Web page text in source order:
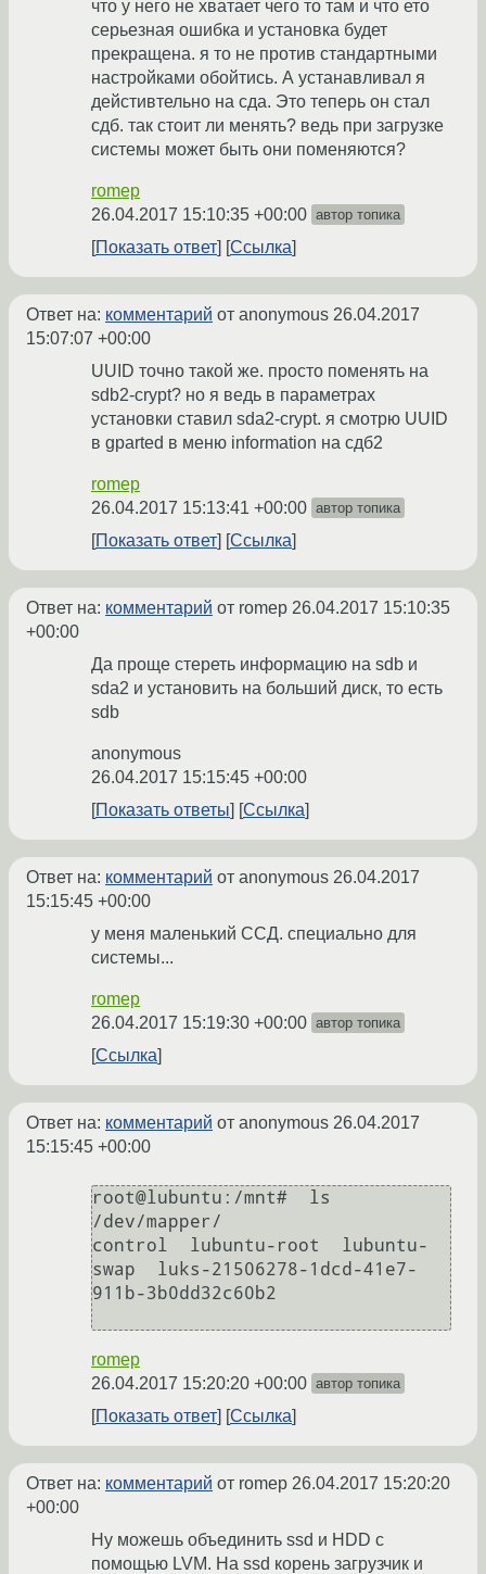
что у него не хватает чего то там и что ето
серьезная ошибка и установка будет
прекращена. я то не против стандартными
настройками обойтись. А устанавливал я
дейстивтельно на сда. Это теперь он стал
сдб. так стоит ли менять? ведь при загрузке
системы может быть они поменяются?
romep
26.04.2017 15:10:35 +00:00 автор топика
Показать ответ Ссылка
Ответ на: комментарий от anonymous 26.04.2017
15:07:07 +00:00
UUID точно такой же. просто поменять на
sdb2-crypt? но я ведь в параметрах
установки ставил sda2-crypt. я смотрю UUID
в gparted в меню information на сдб2
romep
26.04.2017 15:13:41 +00:00 автор топика
Показать ответ Ссылка
Ответ на: комментарий от romep 26.04.2017 15:10:35
+00:00
Да проще стереть информацию на sdb и
sda2 и установить на больший диск, то есть
sdb
anonymous
26.04.2017 15:15:45 +00:00
Показать ответы
Ссылка
Ответ на: комментарий от anonymous 26.04.2017
15:15:45 +00:00
у меня маленький ССД. специально для
системы...
romep
26.04.2017 15:19:30 +00:00 автор топика
Ссылка
Ответ на: комментарий от anonymous 26.04.2017
15:15:45 +00:00
root@lubuntu:/mnt#  ls
/dev/mapper/
control  lubuntu-root  lubuntu-
swap  luks-21506278-1dcd-41e7-
911b-3b0dd32c60b2
romep
26.04.2017 15:20:20 +00:00 автор топика
Показать ответ Ссылка
Ответ на: комментарий от romep 26.04.2017 15:20:20
+00:00
Ну можешь объединить ssd и HDD с
помощью LVM. На ssd корень загрузчик и